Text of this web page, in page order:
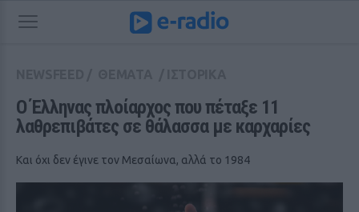
Ο Έλληνας πλοίαρχος που πέταξε 11
λαθρεπιβάτες σε θάλασσα με καρχαρίες
Και όχι δεν έγινε τον Μεσαίωνα, αλλά το 1984